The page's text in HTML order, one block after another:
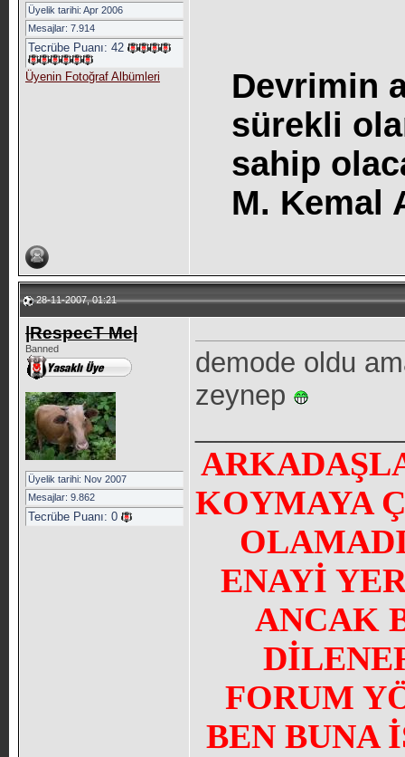
Üyelik tarihi: Apr 2006
Mesajlar: 7.914
Tecrübe Puanı: 42
Üyenin Fotoğraf Albümleri
Devrimin
sürekli
sahip
M. Kemal
28-11-2007, 01:21
|RespecT Me|
Banned
Üyelik tarihi: Nov 2007
Mesajlar: 9.862
Tecrübe Puanı: 0
demode oldu
zeynep
KOYMAYA
ENAYİ
ANCAK
FORUM
BEN BUNA